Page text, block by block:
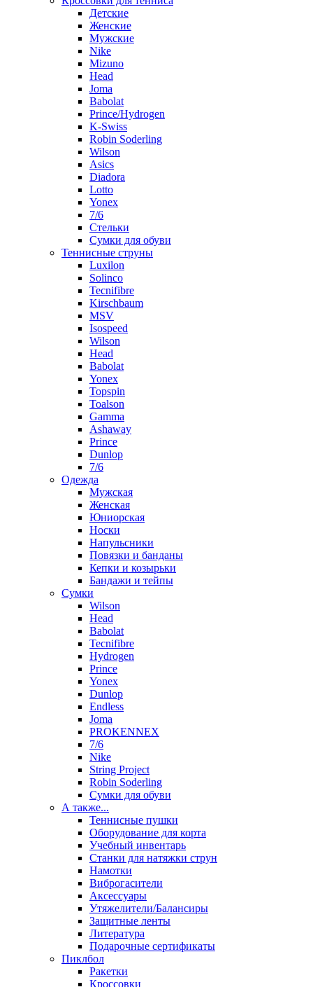
Детские
Женские
Мужские
Nike
Mizuno
Head
Joma
Babolat
Prince/Hydrogen
K-Swiss
Robin Soderling
Wilson
Asics
Diadora
Lotto
Yonex
7/6
Стельки
Сумки для обуви
Теннисные струны
Luxilon
Solinco
Tecnifibre
Kirschbaum
MSV
Isospeed
Wilson
Head
Babolat
Yonex
Topspin
Toalson
Gamma
Ashaway
Prince
Dunlop
7/6
Одежда
Мужская
Женская
Юниорская
Носки
Напульсники
Повязки и банданы
Кепки и козырьки
Бандажи и тейпы
Сумки
Wilson
Head
Babolat
Tecnifibre
Hydrogen
Prince
Yonex
Dunlop
Endless
Joma
PROKENNEX
7/6
Nike
String Project
Robin Soderling
Сумки для обуви
А также...
Теннисные пушки
Оборудование для корта
Учебный инвентарь
Станки для натяжки струн
Намотки
Виброгасители
Аксессуары
Утяжелители/Балансиры
Защитные ленты
Литература
Подарочные сертификаты
Пиклбол
Ракетки
Кроссовки